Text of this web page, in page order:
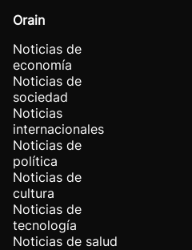
Orain
Noticias de
economía
Noticias de
sociedad
Noticias
internacionales
Noticias de
política
Noticias de
cultura
Noticias de
tecnología
Noticias de salud